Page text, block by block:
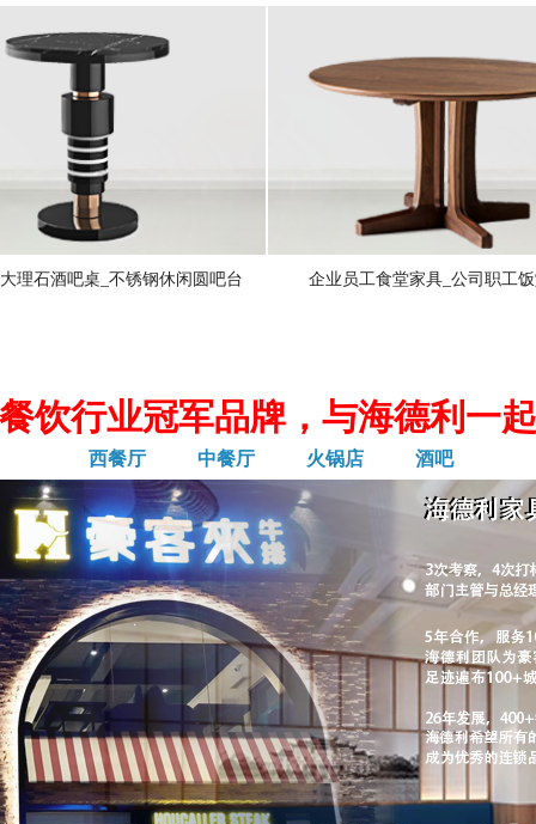
理石酒吧桌_不锈钢休闲圆吧台 企业员工食堂家具_公司职工
饮行业冠军品牌，与海德利一
西餐厅 中餐厅 火锅店 酒吧